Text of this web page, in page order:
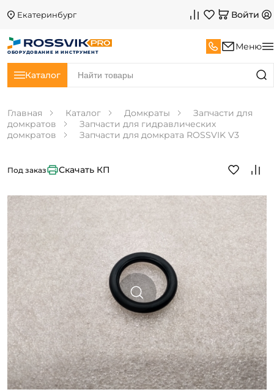
Екатеринбург Войти
ОБОРУДОВАНИЕ И ИНСТРУМЕНТ
Меню
Каталог
Главная Каталог Домкраты
Запчасти для
домкратов
Запчасти для гидравлических
домкратов
Запчасти для домкрата ROSSVIK V3
Под заказ Скачать КП